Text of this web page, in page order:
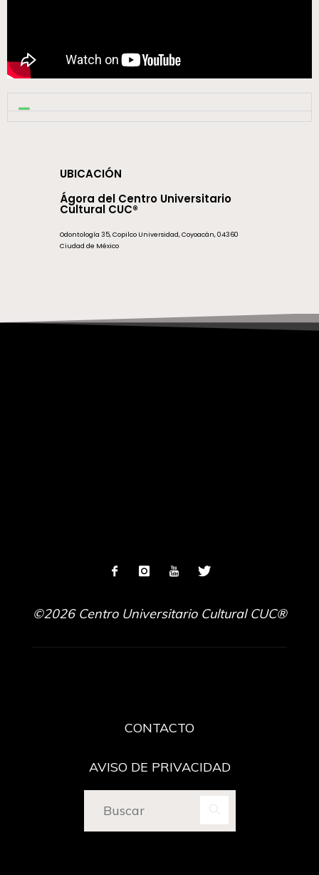
UBICACIÓN
Ágora del Centro Universitario
Cultural CUC®
Odontología 35, Copilco Universidad, Coyoacán, 04360
Ciudad de México
©2026 Centro Universitario Cultural CUC®
CONTACTO
AVISO DE PRIVACIDAD